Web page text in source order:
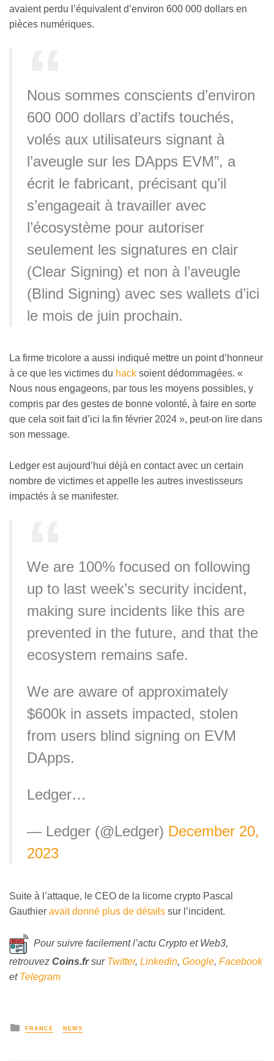
avaient perdu l’équivalent d’environ 600 000 dollars en
pièces numériques.
Nous sommes conscients d’environ
600 000 dollars d’actifs touchés,
volés aux utilisateurs signant à
l’aveugle sur les DApps EVM”, a
écrit le fabricant, précisant qu’il
s’engageait à travailler avec
l’écosystème pour autoriser
seulement les signatures en clair
(Clear Signing) et non à l’aveugle
(Blind Signing) avec ses wallets d’ici
le mois de juin prochain.
La firme tricolore a aussi indiqué mettre un point d’honneur
à ce que les victimes du hack soient dédommagées. «
Nous nous engageons, par tous les moyens possibles, y
compris par des gestes de bonne volonté, à faire en sorte
que cela soit fait d’ici la fin février 2024 », peut-on lire dans
son message.
Ledger est aujourd’hui déjà en contact avec un certain
nombre de victimes et appelle les autres investisseurs
impactés à se manifester.
We are 100% focused on following
up to last week’s security incident,
making sure incidents like this are
prevented in the future, and that the
ecosystem remains safe.
We are aware of approximately
$600k in assets impacted, stolen
from users blind signing on EVM
DApps.
Ledger…
— Ledger (@Ledger) December 20,
2023
Suite à l’attaque, le CEO de la licorne crypto Pascal
Gauthier avait donné plus de détails sur l’incident.
Pour suivre facilement l’actu Crypto et Web3,
retrouvez Coins.frsur Twitter, Linkedin, Google, Facebook
et Telegram
FRANCE NEWS